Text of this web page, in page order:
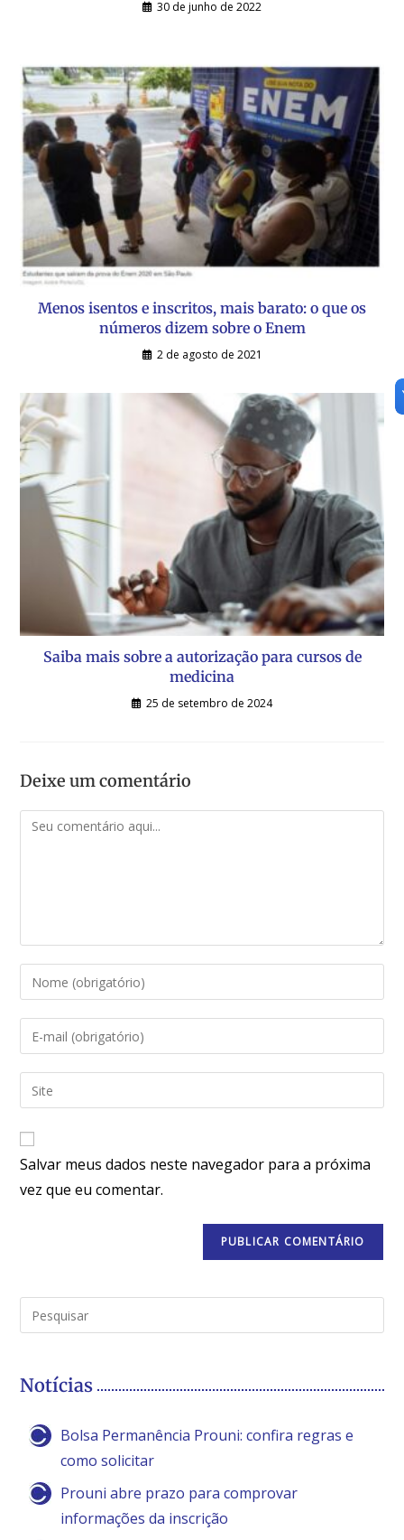
30 de junho de 2022
Menos isentos e inscritos, mais barato: o que os
números dizem sobre o Enem
2 de agosto de 2021
Saiba mais sobre a autorização para cursos de
medicina
25 de setembro de 2024
Deixe um comentário
Salvar meus dados neste navegador para a próxima
vez que eu comentar.
Notícias
Bolsa Permanência Prouni: confira regras e
como solicitar
Prouni abre prazo para comprovar
informações da inscrição